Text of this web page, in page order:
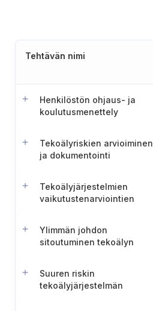
Tehtävän nimi
Henkilöstön ohjaus- ja
koulutusmenettely
Tekoälyriskien arvioiminen
ja dokumentointi
Tekoälyjärjestelmien
vaikutustenarviointien
Ylimmän johdon
sitoutuminen tekoälyn
Suuren riskin
tekoälyjärjestelmän